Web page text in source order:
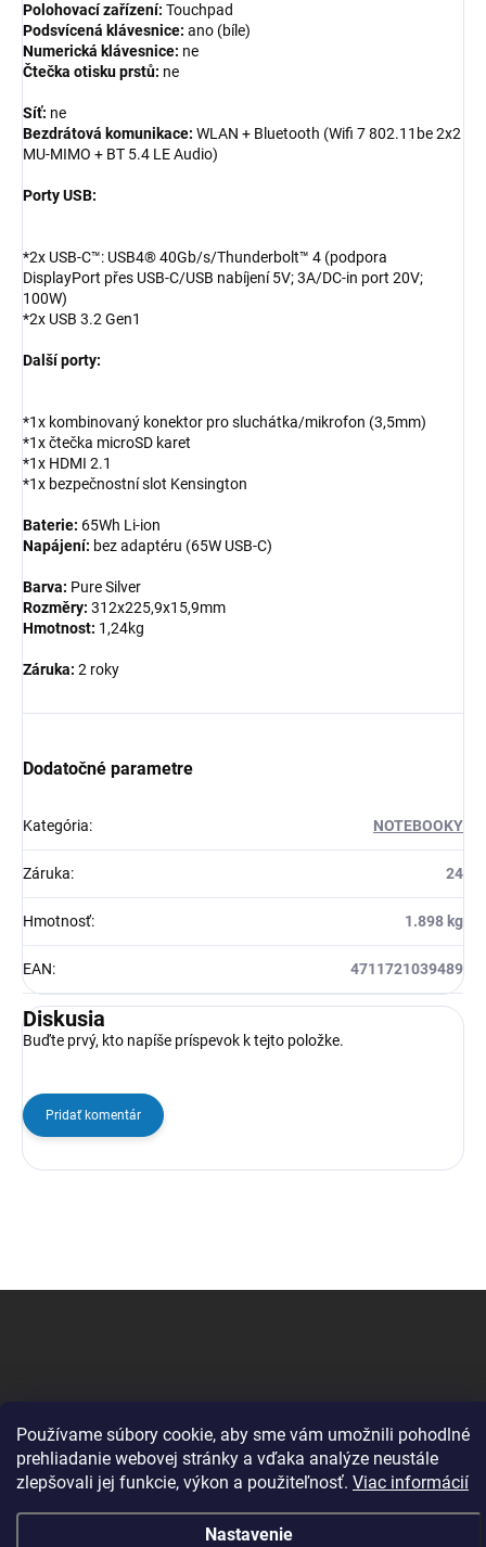
Používame súbory cookie, aby sme vám umožnili pohodlné
prehliadanie webovej stránky a vďaka analýze neustále
zlepšovali jej funkcie, výkon a použiteľnosť. Viac informácií
Nastavenie
Polohovací zařízení: Touchpad
Podsvícená klávesnice: ano (bíle)
Numerická klávesnice: ne
Čtečka otisku prstů: ne
Síť: ne
Bezdrátová komunikace: WLAN + Bluetooth (Wifi 7 802.11be 2x2
MU-MIMO + BT 5.4 LE Audio)
Porty USB:
*2x USB-C™: USB4® 40Gb/s/Thunderbolt™ 4 (podpora
DisplayPort přes USB-C/USB nabíjení 5V; 3A/DC-in port 20V;
100W)
*2x USB 3.2 Gen1
Další porty:
*1x kombinovaný konektor pro sluchátka/mikrofon (3,5mm)
*1x čtečka microSD karet
*1x HDMI 2.1
*1x bezpečnostní slot Kensington
Baterie: 65Wh Li-ion
Napájení: bez adaptéru (65W USB-C)
Barva: Pure Silver
Rozměry: 312x225,9x15,9mm
Hmotnost: 1,24kg
Záruka: 2 roky
Dodatočné parametre
Kategória: NOTEBOOKY
Záruka: 24
Hmotnosť: 1.898 kg
EAN: 4711721039489
Diskusia
Buďte prvý, kto napíše príspevok k tejto položke.
Pridať komentár
Copyright 2026Change Computer. Všetky práva vyhradené.